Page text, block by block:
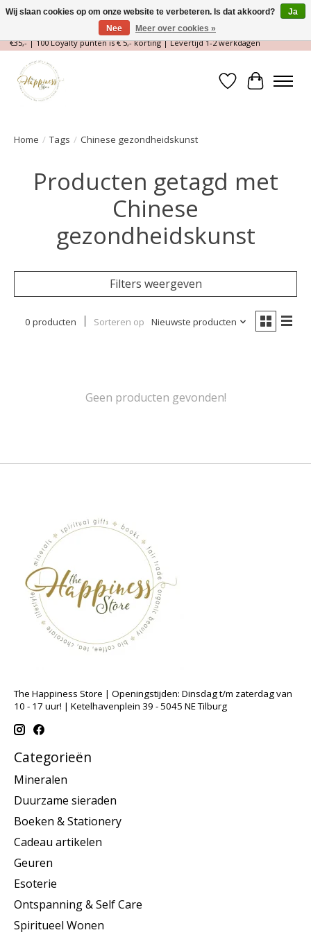
Magische Conceptstore, Edelstenen & Spirituele winkel | Gratis verzending >
€35,- | 100 Loyalty punten is € 5,- korting | Levertijd 1-2 werkdagen
Verlanglijst
Home / Tags / Chinese gezondheidskunst
Producten getagd met
Chinese
gezondheidskunst
Filters weergeven
0 producten Sorteren op Nieuwste producten
Geen producten gevonden!
The Happiness Store | Openingstijden: Dinsdag t/m zaterdag van
10 - 17 uur! | Ketelhavenplein 39 - 5045 NE Tilburg
Categorieën
Mineralen
Duurzame sieraden
Boeken & Stationery
Cadeau artikelen
Geuren
Esoterie
Ontspanning & Self Care
Spiritueel Wonen
Wij slaan cookies op om onze website te verbeteren. Is dat akkoord?
Ja
Nee
Meer over cookies »